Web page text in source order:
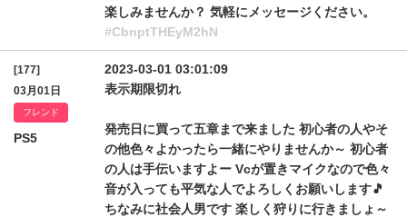
楽しみませんか？ 気軽にメッセージください。
#CbnptTHEyM2hN
[177]
03月01日
フレンド
PS5
2023-03-01 03:01:09
表示期限切れ
発売日に買って五章まで来ました 初心者の人やそ
の他色々よかったら一緒にやりませんか～ 初心者
の人は手伝いますよー Vcが置きマイクなので色々
音が入っても平気な人でよろしくお願いします🎵
ちなみに社会人男です 楽しく狩りに行きましょ～